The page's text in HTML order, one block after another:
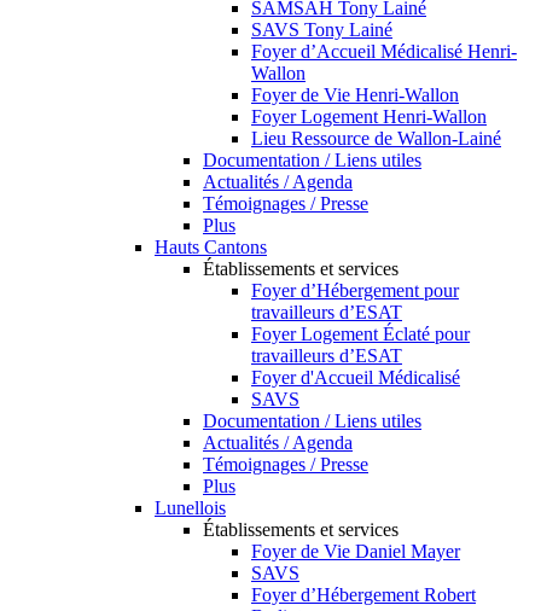
SAMSAH Tony Lainé
SAVS Tony Lainé
Foyer d’Accueil Médicalisé Henri-
Wallon
Foyer de Vie Henri-Wallon
Foyer Logement Henri-Wallon
Lieu Ressource de Wallon-Lainé
Documentation / Liens utiles
Actualités / Agenda
Témoignages / Presse
Plus
Hauts Cantons
Établissements et services
Foyer d’Hébergement pour
travailleurs d’ESAT
Foyer Logement Éclaté pour
travailleurs d’ESAT
Foyer d'Accueil Médicalisé
SAVS
Documentation / Liens utiles
Actualités / Agenda
Témoignages / Presse
Plus
Lunellois
Établissements et services
Foyer de Vie Daniel Mayer
SAVS
Foyer d’Hébergement Robert